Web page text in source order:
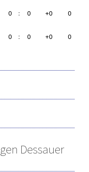
0 : 0 +0 0
0 : 0 +0 0
Dessauer